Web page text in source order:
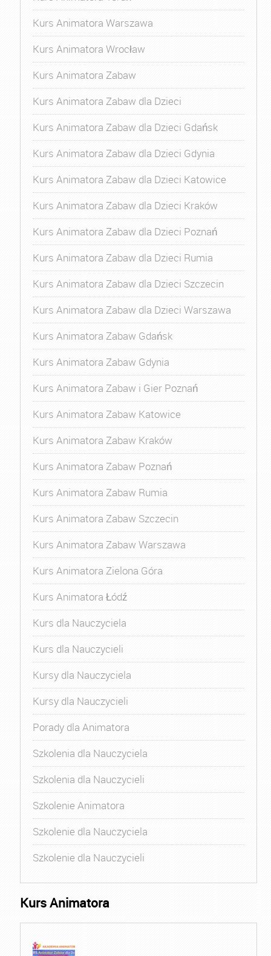
Kurs Animatora Warszawa
Kurs Animatora Wrocław
Kurs Animatora Zabaw
Kurs Animatora Zabaw dla Dzieci
Kurs Animatora Zabaw dla Dzieci Gdańsk
Kurs Animatora Zabaw dla Dzieci Gdynia
Kurs Animatora Zabaw dla Dzieci Katowice
Kurs Animatora Zabaw dla Dzieci Kraków
Kurs Animatora Zabaw dla Dzieci Poznań
Kurs Animatora Zabaw dla Dzieci Rumia
Kurs Animatora Zabaw dla Dzieci Szczecin
Kurs Animatora Zabaw dla Dzieci Warszawa
Kurs Animatora Zabaw Gdańsk
Kurs Animatora Zabaw Gdynia
Kurs Animatora Zabaw i Gier Poznań
Kurs Animatora Zabaw Katowice
Kurs Animatora Zabaw Kraków
Kurs Animatora Zabaw Poznań
Kurs Animatora Zabaw Rumia
Kurs Animatora Zabaw Szczecin
Kurs Animatora Zabaw Warszawa
Kurs Animatora Zielona Góra
Kurs Animatora Łódź
Kurs dla Nauczyciela
Kurs dla Nauczycieli
Kursy dla Nauczyciela
Kursy dla Nauczycieli
Porady dla Animatora
Szkolenia dla Nauczyciela
Szkolenia dla Nauczycieli
Szkolenie Animatora
Szkolenie dla Nauczyciela
Szkolenie dla Nauczycieli
Kurs Animatora